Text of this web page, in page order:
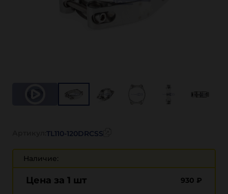
Наличие:
Цена за 1 шт 930 ₽
TL110-120DRCSS